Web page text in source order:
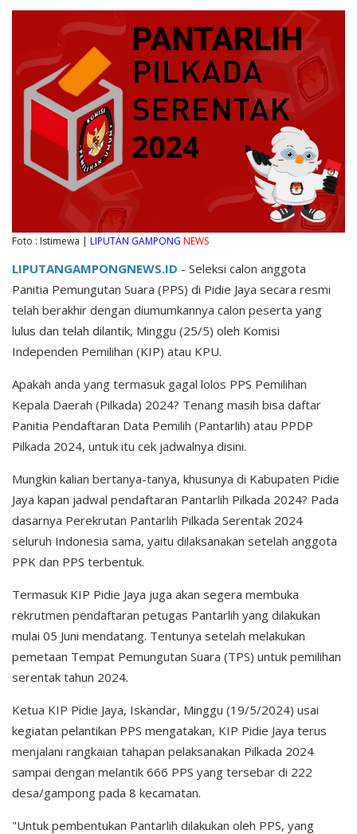
Foto : Istimewa | LIPUTAN GAMPONG NEWS
LIPUTANGAMPONGNEWS.ID - Seleksi calon anggota
Panitia Pemungutan Suara (PPS) di Pidie Jaya secara resmi
telah berakhir dengan diumumkannya calon peserta yang
lulus dan telah dilantik, Minggu (25/5) oleh Komisi
Independen Pemilihan (KIP) atau KPU.
Apakah anda yang termasuk gagal lolos PPS Pemilihan
Kepala Daerah (Pilkada) 2024? Tenang masih bisa daftar
Panitia Pendaftaran Data Pemilih (Pantarlih) atau PPDP
Pilkada 2024, untuk itu cek jadwalnya disini.
Mungkin kalian bertanya-tanya, khusunya di Kabupaten Pidie
Jaya kapan jadwal pendaftaran Pantarlih Pilkada 2024? Pada
dasarnya Perekrutan Pantarlih Pilkada Serentak 2024
seluruh Indonesia sama, yaitu dilaksanakan setelah anggota
PPK dan PPS terbentuk.
Termasuk KIP Pidie Jaya juga akan segera membuka
rekrutmen pendaftaran petugas Pantarlih yang dilakukan
mulai 05 Juni mendatang. Tentunya setelah melakukan
pemetaan Tempat Pemungutan Suara (TPS) untuk pemilihan
serentak tahun 2024.
Ketua KIP Pidie Jaya, Iskandar, Minggu (19/5/2024) usai
kegiatan pelantikan PPS mengatakan, KIP Pidie Jaya terus
menjalani rangkaian tahapan pelaksanakan Pilkada 2024
sampai dengan melantik 666 PPS yang tersebar di 222
desa/gampong pada 8 kecamatan.
"Untuk pembentukan Pantarlih dilakukan oleh PPS, yang